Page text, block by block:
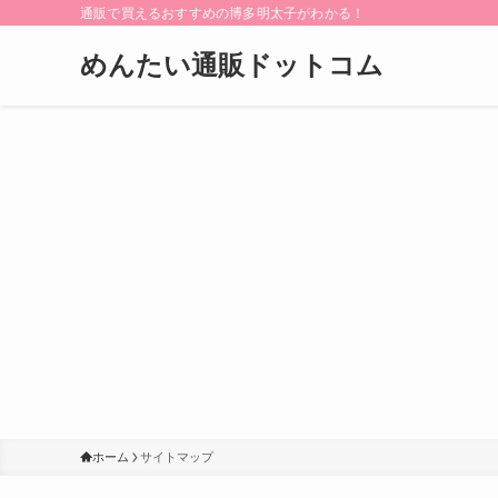
通販で買えるおすすめの博多明太子がわかる！
めんたい通販ドットコム
ホーム サイトマップ